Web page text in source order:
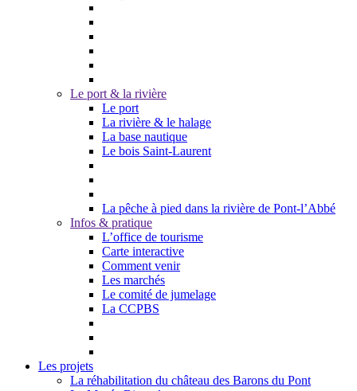
Le port & la rivière
Le port
La rivière & le halage
La base nautique
Le bois Saint-Laurent
La pêche à pied dans la rivière de Pont-l’Abbé
Infos & pratique
L’office de tourisme
Carte interactive
Comment venir
Les marchés
Le comité de jumelage
La CCPBS
Les projets
La réhabilitation du château des Barons du Pont